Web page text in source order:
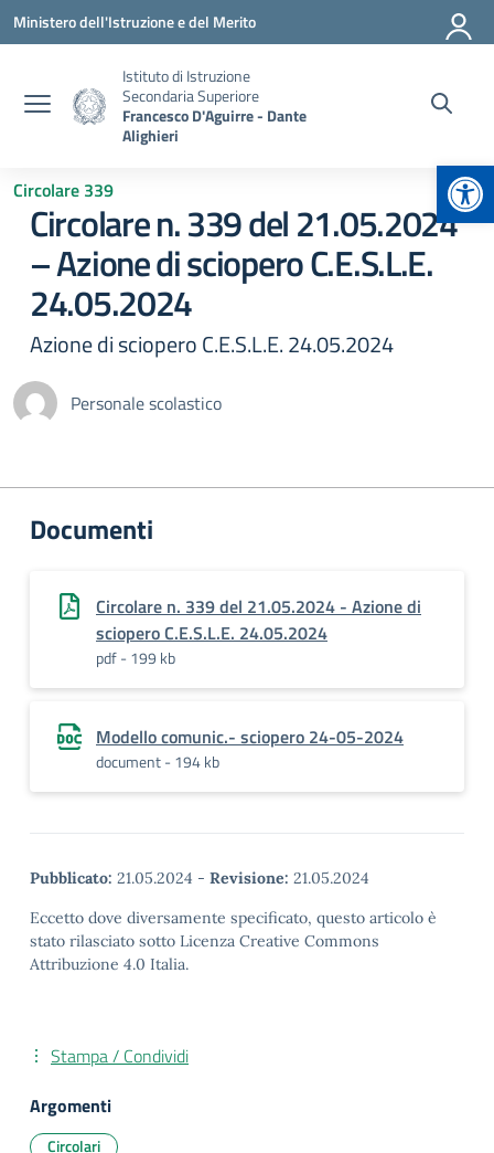
Vai ai contenuti
Vai al menu di navigazione
Vai al footer
Ministero dell'Istruzione e del Merito
Istituto di Istruzione
Secondaria Superiore
Francesco D'Aguirre - Dante
Alighieri
Circolare 339
Circolare n. 339 del 21.05.2024
– Azione di sciopero C.E.S.L.E.
24.05.2024
Azione di sciopero C.E.S.L.E. 24.05.2024
Personale scolastico
Documenti
Circolare n. 339 del 21.05.2024 - Azione di
sciopero C.E.S.L.E. 24.05.2024
pdf - 199 kb
Modello comunic.- sciopero 24-05-2024
document - 194 kb
Pubblicato: 21.05.2024 - Revisione: 21.05.2024
Eccetto dove diversamente specificato, questo articolo è
stato rilasciato sotto Licenza Creative Commons
Attribuzione 4.0 Italia.
Stampa / Condividi
Argomenti
Circolari